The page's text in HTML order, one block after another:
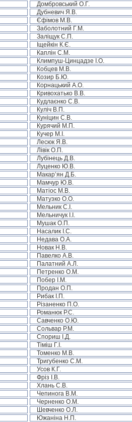
Домбровський О.Г.
Дубневич Я.В.
Єфімов М.В.
Заболотний Г.М.
Заліщук С.П.
Іщейкін К.Є.
Каплін С.М.
Климпуш-Цинцадзе І.О.
Кобцев М.В.
Козир Б.Ю.
Корнацький А.О.
Кривохатько В.В.
Кудлаєнко С.В.
Куліч В.П.
Куніцин С.В.
Курячий М.П.
Кучер М.І.
Лесюк Я.В.
Лівік О.П.
Лубінець Д.В.
Луценко Ю.В.
Макар’ян Д.Б.
Мамчур Ю.В.
Матіос М.В.
Матузко О.О.
Мельник С.І.
Мельничук І.І.
Мушак О.П.
Насалик І.С.
Недава О.А.
Новак Н.В.
Павелко А.В.
Палатний А.Л.
Петренко О.М.
Побер І.М.
Продан О.П.
Рибак І.П.
Різаненко П.О.
Романюк Р.С.
Савченко О.Ю.
Сольвар Р.М.
Спориш І.Д.
Тіміш Г.І.
Томенко М.В.
Тригубенко С.М.
Усов К.Г.
Фріз І.В.
Хлань С.В.
Чепинога В.М.
Черненко О.М.
Шевченко О.Л.
Южаніна Н.П.